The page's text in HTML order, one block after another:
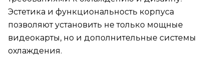
Эстетика и функциональность корпуса
позволяют установить не только мощные
видеокарты, но и дополнительные системы
охлаждения.